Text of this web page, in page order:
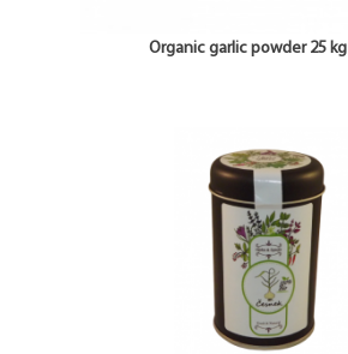
Organic garlic powder 25 kg